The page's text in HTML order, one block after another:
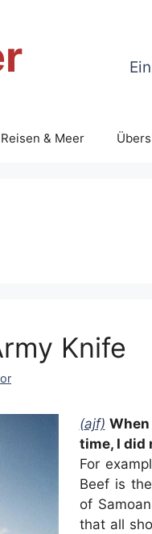
Reisen & Meer
Knife
(ajf)
time, I did
For
Beef is
of
that all